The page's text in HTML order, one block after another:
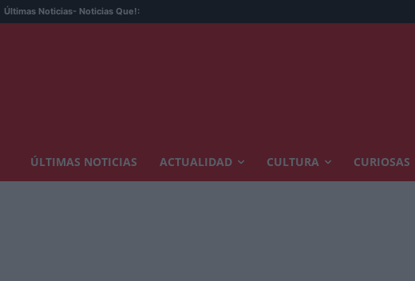
Últimas Noticias- Noticias Que!:
ÚLTIMAS NOTICIAS ACTUALIDAD CULTURA CURIOSAS